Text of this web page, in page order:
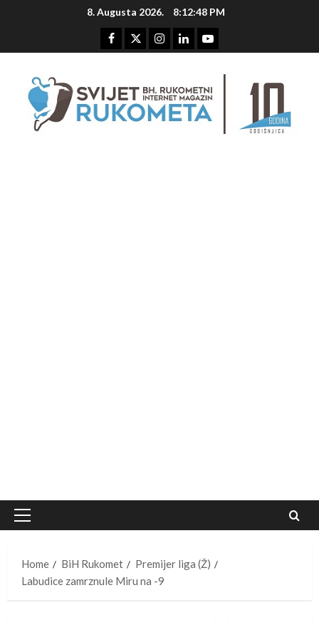
8. Augusta 2026. 8:12:48 PM
Primary
Home
BiH Rukomet
Premijer liga (Ž)
Labudice zamrznule Miru na -9